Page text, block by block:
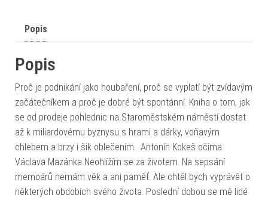
Popis
Popis
Proč je podnikání jako houbaření, proč se vyplatí být zvídavým
začátečníkem a proč je dobré být spontánní. Kniha o tom, jak
se od prodeje pohlednic na Staroměstském náměstí dostat
až k miliardovému byznysu s hrami a dárky, voňavým
chlebem a brzy i šik oblečením. Antonín Kokeš očima
Václava Mazánka Neohlížím se za životem. Na sepsání
memoárů nemám věk a ani paměť. Ale chtěl bych vyprávět o
některých obdobích svého života. Poslední dobou se mě lidé